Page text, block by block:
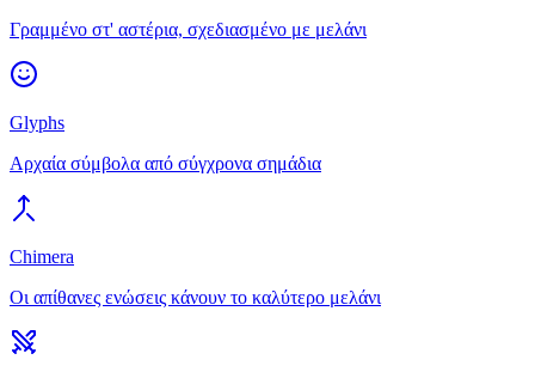
Γραμμένο στ' αστέρια, σχεδιασμένο με μελάνι
Glyphs
Αρχαία σύμβολα από σύγχρονα σημάδια
Chimera
Οι απίθανες ενώσεις κάνουν το καλύτερο μελάνι